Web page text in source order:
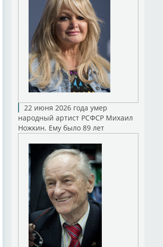
22 июня 2026 года умер
народный артист РСФСР Михаил
Ножкин. Ему было 89 лет